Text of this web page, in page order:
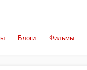
Блоги Фильмы